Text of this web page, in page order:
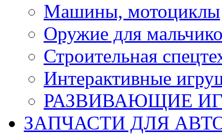
Машины, мотоциклы
Оружие для
Строительная
Интерактивные
РАЗВИВАЮЩИЕ
ЗАПЧАСТИ ДЛЯ